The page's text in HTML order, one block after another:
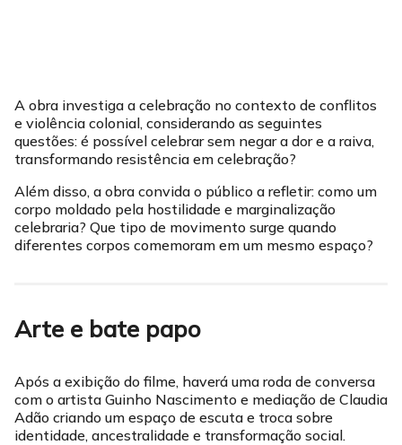
A obra investiga a celebração no contexto de conflitos
e violência colonial, considerando as seguintes
questões: é possível celebrar sem negar a dor e a raiva,
transformando resistência em celebração?
Além disso, a obra convida o público a refletir: como um
corpo moldado pela hostilidade e marginalização
celebraria? Que tipo de movimento surge quando
diferentes corpos comemoram em um mesmo espaço?
Arte e bate papo
Após a exibição do filme, haverá uma roda de conversa
com o artista Guinho Nascimento e mediação de Claudia
Adão criando um espaço de escuta e troca sobre
identidade, ancestralidade e transformação social.